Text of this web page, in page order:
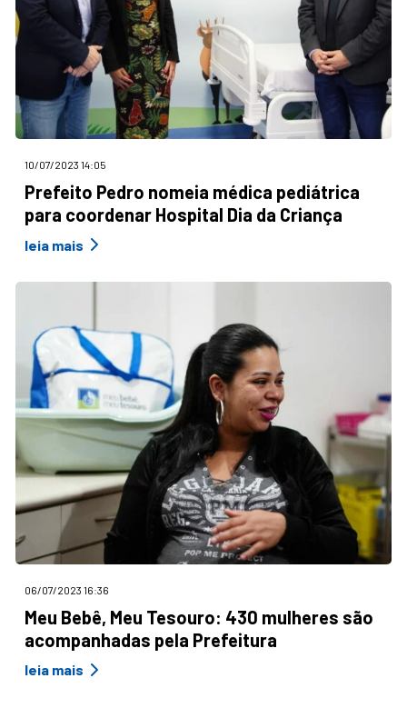
10/07/2023 14:05
Prefeito Pedro nomeia médica pediátrica
para coordenar Hospital Dia da Criança
leia mais
06/07/2023 16:36
Meu Bebê, Meu Tesouro: 430 mulheres são
acompanhadas pela Prefeitura
leia mais